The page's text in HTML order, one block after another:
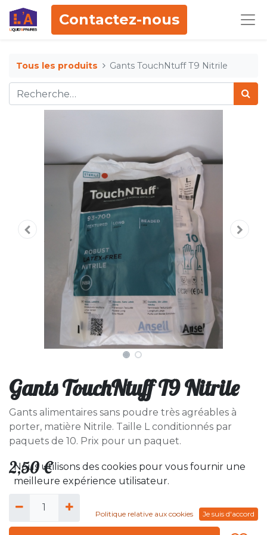
Contactez-nous
Tous les produits Gants TouchNtuff T9 Nitrile
Gants TouchNtuff T9 Nitrile
Gants alimentaires sans poudre très agréables à
porter, matière Nitrile. Taille L conditionnés par
paquets de 10. Prix pour un paquet.
2,50€
Nous utilisons des cookies pour vous fournir une
meilleure expérience utilisateur.
Politique relative aux cookies Je suis d'accord